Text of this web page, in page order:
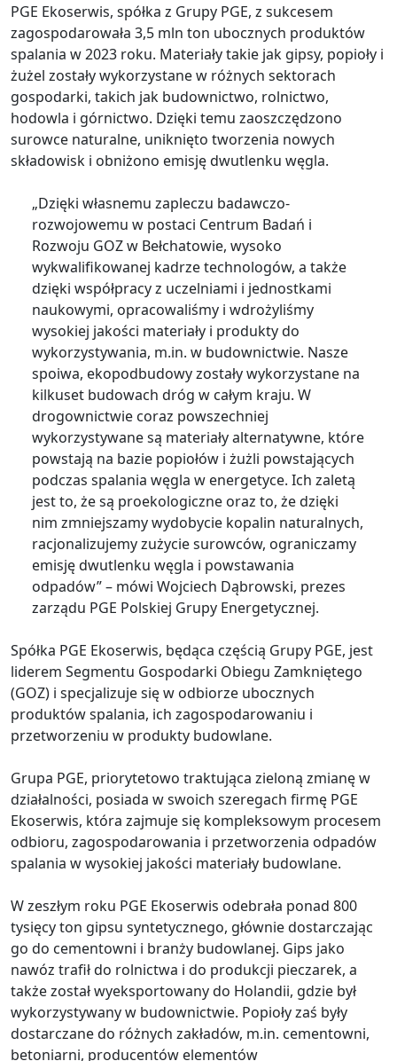
PGE Ekoserwis, spółka z Grupy PGE, z sukcesem
zagospodarowała 3,5 mln ton ubocznych produktów
spalania w 2023 roku. Materiały takie jak gipsy, popioły i
żużel zostały wykorzystane w różnych sektorach
gospodarki, takich jak budownictwo, rolnictwo,
hodowla i górnictwo. Dzięki temu zaoszczędzono
surowce naturalne, uniknięto tworzenia nowych
składowisk i obniżono emisję dwutlenku węgla.
„Dzięki własnemu zapleczu badawczo-
rozwojowemu w postaci Centrum Badań i
Rozwoju GOZ w Bełchatowie, wysoko
wykwalifikowanej kadrze technologów, a także
dzięki współpracy z uczelniami i jednostkami
naukowymi, opracowaliśmy i wdrożyliśmy
wysokiej jakości materiały i produkty do
wykorzystywania, m.in. w budownictwie. Nasze
spoiwa, ekopodbudowy zostały wykorzystane na
kilkuset budowach dróg w całym kraju. W
drogownictwie coraz powszechniej
wykorzystywane są materiały alternatywne, które
powstają na bazie popiołów i żużli powstających
podczas spalania węgla w energetyce. Ich zaletą
jest to, że są proekologiczne oraz to, że dzięki
nim zmniejszamy wydobycie kopalin naturalnych,
racjonalizujemy zużycie surowców, ograniczamy
emisję dwutlenku węgla i powstawania
odpadów” – mówi Wojciech Dąbrowski, prezes
zarządu PGE Polskiej Grupy Energetycznej.
Spółka PGE Ekoserwis, będąca częścią Grupy PGE, jest
liderem Segmentu Gospodarki Obiegu Zamkniętego
(GOZ) i specjalizuje się w odbiorze ubocznych
produktów spalania, ich zagospodarowaniu i
przetworzeniu w produkty budowlane.
Grupa PGE, priorytetowo traktująca zieloną zmianę w
działalności, posiada w swoich szeregach firmę PGE
Ekoserwis, która zajmuje się kompleksowym procesem
odbioru, zagospodarowania i przetworzenia odpadów
spalania w wysokiej jakości materiały budowlane.
W zeszłym roku PGE Ekoserwis odebrała ponad 800
tysięcy ton gipsu syntetycznego, głównie dostarczając
go do cementowni i branży budowlanej. Gips jako
nawóz trafił do rolnictwa i do produkcji pieczarek, a
także został wyeksportowany do Holandii, gdzie był
wykorzystywany w budownictwie. Popioły zaś były
dostarczane do różnych zakładów, m.in. cementowni,
betoniarni, producentów elementów